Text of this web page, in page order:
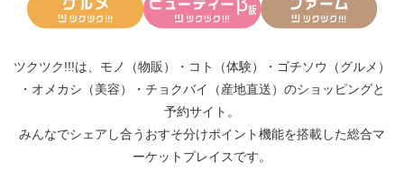
ツクツク!!!は、 モノ（物販） ・ コト（体験） ・ ゴチソウ（グルメ）
・ オメカシ（美容） ・ チョクバイ（産地直送） のショッピングと
予約サイト。
みんなでシェアし合う おすそ分けポイント機能を搭載した総合マ
ーケットプレイスです。